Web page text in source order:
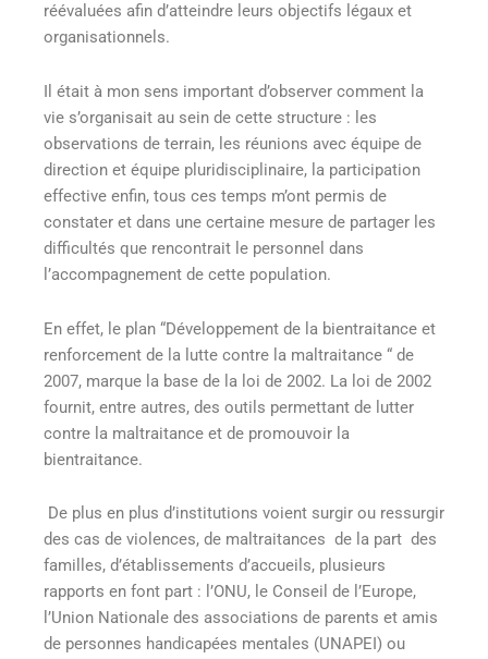
réévaluées afin d’atteindre leurs objectifs légaux et
organisationnels.
Il était à mon sens important d’observer comment la
vie s’organisait au sein de cette structure : les
observations de terrain, les réunions avec équipe de
direction et équipe pluridisciplinaire, la participation
effective enfin, tous ces temps m’ont permis de
constater et dans une certaine mesure de partager les
difficultés que rencontrait le personnel dans
l’accompagnement de cette population.
En effet, le plan “Développement de la bientraitance et
renforcement de la lutte contre la maltraitance “ de
2007, marque la base de la loi de 2002. La loi de 2002
fournit, entre autres, des outils permettant de lutter
contre la maltraitance et de promouvoir la
bientraitance.
De plus en plus d’institutions voient surgir ou ressurgir
des cas de violences, de maltraitances de la part des
familles, d’établissements d’accueils, plusieurs
rapports en font part : l’ONU, le Conseil de l’Europe,
l’Union Nationale des associations de parents et amis
de personnes handicapées mentales (UNAPEI) ou